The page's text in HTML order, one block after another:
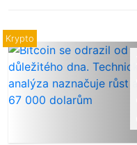
Krypto